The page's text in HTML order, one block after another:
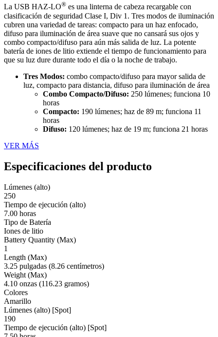
La USB HAZ-LO® es una linterna de cabeza recargable con
clasificación de seguridad Clase I, Div 1. Tres modos de iluminación
cubren una variedad de tareas: compacto para un haz enfocado,
difuso para iluminación de área suave que no cansará sus ojos y
combo compacto/difuso para aún más salida de luz. La potente
batería de iones de litio extiende el tiempo de funcionamiento para
que su luz dure durante todo el día o la noche de trabajo.
Tres Modos: combo compacto/difuso para mayor salida de
luz, compacto para distancia, difuso para iluminación de área
Combo Compacto/Difuso: 250 lúmenes; funciona 10
horas
Compacto: 190 lúmenes; haz de 89 m; funciona 11
horas
Difuso: 120 lúmenes; haz de 19 m; funciona 21 horas
VER MÁS
Especificaciones del producto
Lúmenes (alto)
250
Tiempo de ejecución (alto)
7.00 horas
Tipo de Batería
Iones de litio
Battery Quantity (Max)
1
Length (Max)
3.25 pulgadas (8.26 centímetros)
Weight (Max)
4.10 onzas (116.23 gramos)
Colores
Amarillo
Lúmenes (alto) [Spot]
190
Tiempo de ejecución (alto) [Spot]